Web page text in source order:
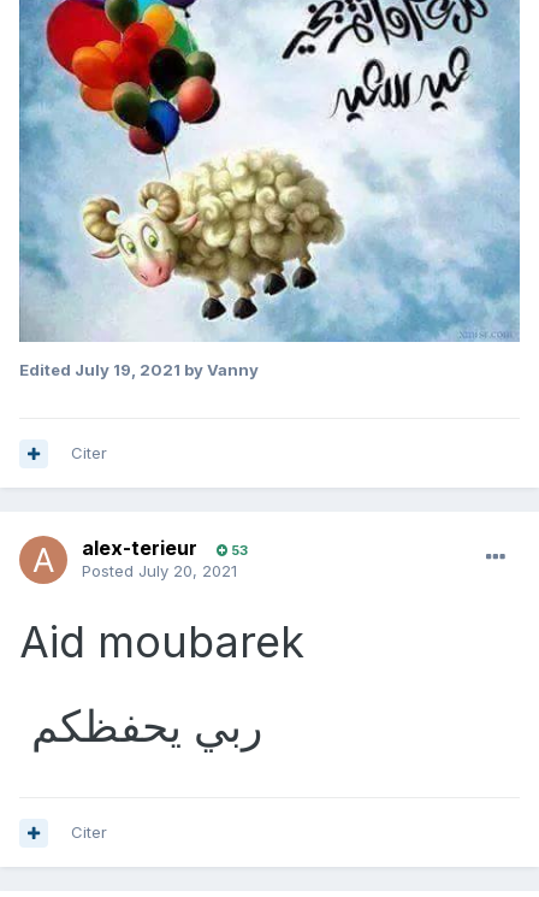
Edited July 19, 2021 by Vanny
Citer
alex-terieur 53
Posted July 20, 2021
Aid moubarek
Citer